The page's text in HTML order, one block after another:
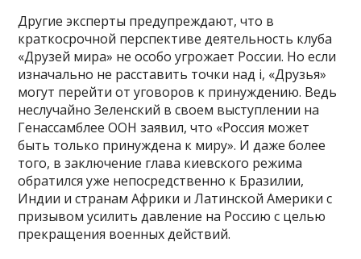
Другие эксперты предупреждают, что в
краткосрочной перспективе деятельность клуба
«Друзей мира» не особо угрожает России. Но если
изначально не расставить точки над i, «Друзья»
могут перейти от уговоров к принуждению. Ведь
неслучайно Зеленский в своем выступлении на
Генассамблее ООН заявил, что «Россия может
быть только принуждена к миру». И даже более
того, в заключение глава киевского режима
обратился уже непосредственно к Бразилии,
Индии и странам Африки и Латинской Америки с
призывом усилить давление на Россию с целью
прекращения военных действий.